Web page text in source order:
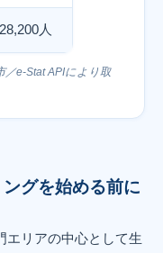
人
／e-Stat APIにより取
グを始める前に
エリアの中心として生